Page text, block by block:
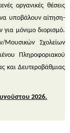
οργανικές θέσεις
υποβάλουν αίτηση-
μόνιμο διορισμό.
Μουσικών Σχολείων
Πληροφοριακού
και Δευτεροβάθμιας
2026.